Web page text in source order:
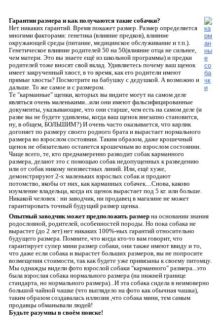
Гарантии размера и как получаются такие собачки?
Нет никаких гарантий. Время покажет размер. Размер определяется
многими факторами: генетика (влияние предков), влияние
окружающей среды (питание, медицинское обслуживание и т.п.).
Генетическое влияние родителей 50 на 50(влияние отца не сильнее,
чем матери. Это вы знаете ещё из школьной программы) и предки
родителей тоже вносят свой вклад. Удивляетесь почему ваш щенок
имеет закрученный хвост, в то время, как его родители имеют
прямые хвосты? Посмотрите на бабушку с дедушкой. А возможно и
дальше. То же самое и с размером.
Те "карманные" щенки, которых вы видите могут на самом деле
являться очень маленькими...или они имеют фальсифицированные
документы, указывающие, что они старше, чем есть на самом деле (и
разве вы не будете удивлены, когда ваш щенок внезапно становится,
ну, в общем, БОЛЬШИМ?) И очень часто оказывается, что карлик
догоняет по размеру своего родного брата и вырастает нормального
размера во взрослом состоянии. Таким образом, даже крошечный
щенок не обязательно останется крошечным во взрослом состоянии.
Чаще всего, те, кто преднамеренно разводит собак карманного
размера, делают это с помощью собак недопущенных к разведению
или от собак никому неизвестных линий. Или, ещё хуже,
демонстрируют 2-х маленьких взрослых собак и продают
потомство, якобы от них, как карманных собачек....Снова, каково
изумление владельца, когда их щенок вырастает под 5 кг. или больше.
Никакой человек : ни заводчик, ни продавец в магазине не может
гарантировать точный будущий размер щенка.
Опытный заводчик может предположить размер на основании знания
родословной, родителей, особенностей породы. Но пока собака не
вырастет (до 2 лет) нет никаких 100%-ных гарантий относительно
будущего размера. Помните, что когда кто-то вам говорит, что
гарантирует супер мини размер собаки, они также имеют ввиду и то,
что даже если собака и вырастет больших размеров, вы не попросите
возмещения стоимости, так как будете уже привязаны к своему питомцу.
Мы однажды видели фото взрослой собаки "карманного" размера...это
была взрослая собака нормального размера (на нижней границе
стандарта, но нормального размера)...И эта собака сидела в неимоверно
большой чайной чашке (что выглядело на фото как обычная чашка),
таким образом создавалась иллюзия ,что собака мини, тем самым
продавцы обманывали людей!
Будьте разумны в своём поиске!